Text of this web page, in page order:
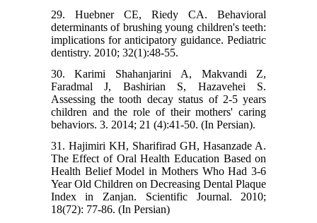
29. Huebner CE, Riedy CA. Behavioral
determinants of brushing young children's teeth:
implications for anticipatory guidance. Pediatric
dentistry. 2010; 32(1):48-55.
30. Karimi Shahanjarini A, Makvandi Z,
Faradmal J, Bashirian S, Hazavehei S.
Assessing the tooth decay status of 2-5 years
children and the role of their mothers' caring
behaviors. 3. 2014; 21 (4):41-50. (In Persian).
31. Hajimiri KH, Sharifirad GH, Hasanzade A.
The Effect of Oral Health Education Based on
Health Belief Model in Mothers Who Had 3-6
Year Old Children on Decreasing Dental Plaque
Index in Zanjan. Scientific Journal. 2010;
18(72): 77-86. (In Persian)